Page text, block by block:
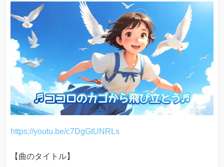
https://youtu.be/c7DgGtUNRLs
【曲のタイトル】